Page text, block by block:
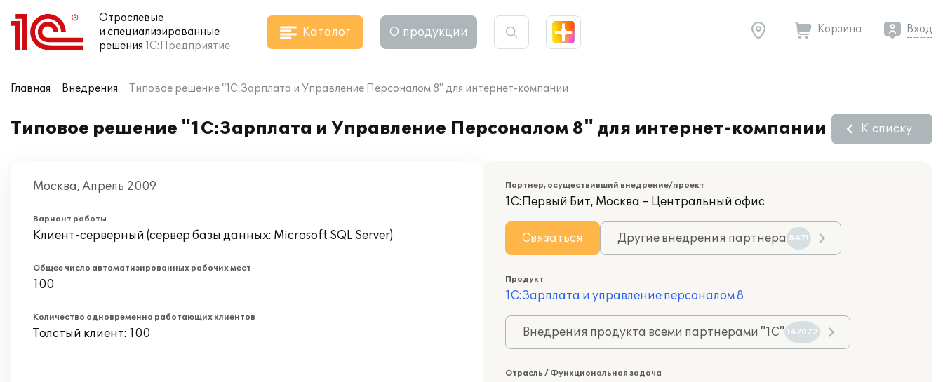
Отраслевые
и специализированные
решения 1С:Предприятие
Каталог О продукции Корзина Вход
Главная Внедрения Типовое решение "1С:Зарплата и Управление Персоналом 8" для интернет-компании
Типовое решение "1С:Зарплата и Управление Персоналом 8" для интернет-компании К списку
Москва, Апрель 2009
Вариант работы
Клиент-серверный (сервер базы данных: Microsoft SQL Server)
Общее число автоматизированных рабочих мест
100
Количество одновременно работающих клиентов
Толстый клиент: 100
Партнер, осуществивший внедрение/проект
1С:Первый Бит, Москва – Центральный офис
Связаться Другие внедрения партнера 8471
Продукт
1С:Зарплата и управление персоналом 8
Внедрения продукта всеми партнерами "1С" 147072
Отрасль / Функциональная задача